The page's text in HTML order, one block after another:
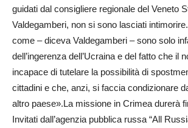
guidati dal co­nsigliere regionale del Veneto
Valdegamberi, non si so­no lasciati
come – diceva Valdegamberi – so­no solo
dell’ingerenza dell’Ucraina e del fatto che il
incapace di tu­telare la possibilità di
cittadini e che, anzi, si faccia condizionare
altro paese».La missione in Crimea durerà
Invitati dall’agenzia pubblica russa “All